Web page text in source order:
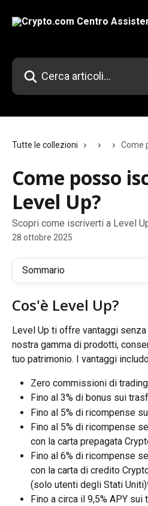
Cerca articoli…
Tutte le collezioni Come
Come posso
Level Up?
Scopri come iscriverti a Level
28 ottobre 2025
Sommario
Cos'è Level Up?
Level Up ti offre vantaggi
nostra gamma di prodotti,
tuo patrimonio. I vantaggi
Zero commissioni di trading
Fino al 3% di bonus sui
Fino al 5% di ricompense
Fino al 5% di ricompense
con la carta prepagata
Fino al 6% di ricompense
con la carta di credito
(solo utenti degli Stati
Fino a circa il 9,5% APY